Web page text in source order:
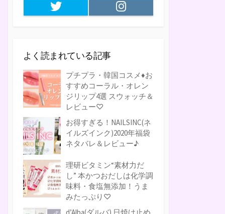
Twitter Instagram
よく読まれている記事
プチプラ・韓国コスメ♦お
すすめコーラル・オレン
ジリップ4選 スウォッチ＆
レビュー♡
お得すぎる！NAILSINC(ネ
イルズインク)2020年福袋
ネタバレ＆レビュー♪
理研ビタミン“素材力だ
し” 本かつおだしは化学調
味料・食塩無添加！うま
みたっぷり♡
d’Alba(ダルバ) 日焼け止め